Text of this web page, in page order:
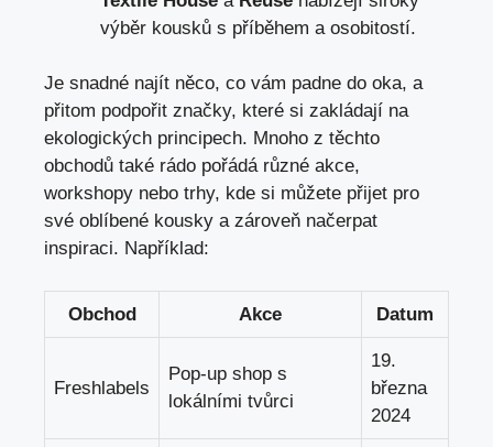
výběr kousků s příběhem a osobitostí.
Je snadné najít něco, co vám padne do oka, a
přitom podpořit značky, které si zakládají na
ekologických principech. Mnoho z těchto
obchodů také rádo pořádá různé akce,
workshopy nebo trhy, kde si můžete přijet pro
své oblíbené kousky a zároveň načerpat
inspiraci. Například:
Obchod Akce Datum
Freshlabels
Pop-up shop s
lokálními tvůrci
19.
března
2024